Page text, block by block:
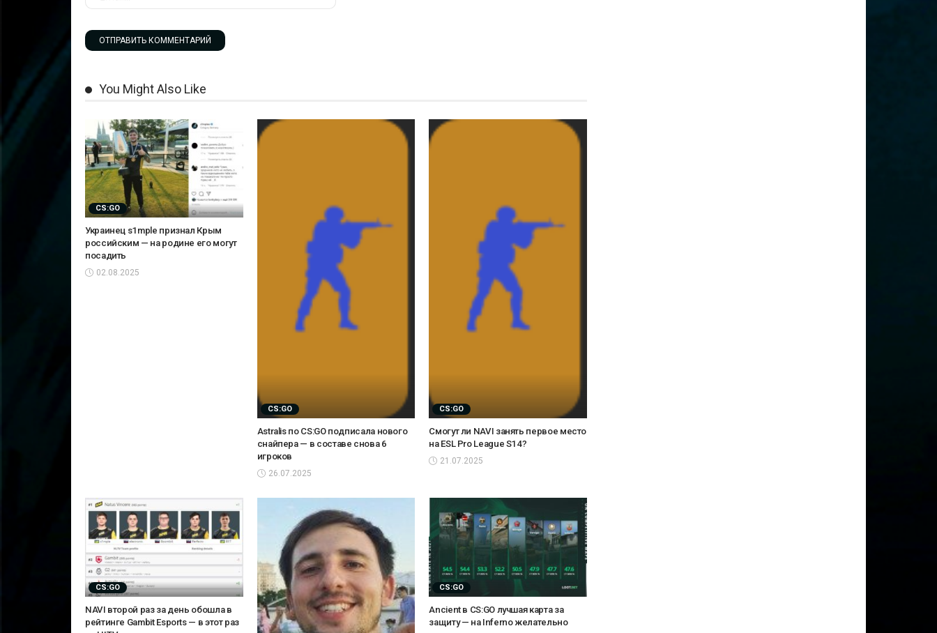
You Might Also Like
CS:GO
Украинец s1mple признал Крым
российским — на родине его могут
посадить
02.08.2025
CS:GO
Astralis по CS:GO подписала нового
снайпера — в составе снова 6
игроков
26.07.2025
CS:GO
Смогут ли NAVI занять первое место
на ESL Pro League S14?
21.07.2025
CS:GO
NAVI второй раз за день обошла в
рейтинге Gambit Esports — в этот раз
CS:GO
Ancient в CS:GO лучшая карта за
защиту — на Inferno желательно